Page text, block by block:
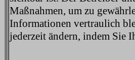
Maßnahmen, um zu
Informationen vertraulich
jederzeit ändern, indem Sie